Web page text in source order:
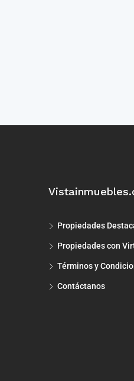
Propiedades
Propiedades con
Términos y
Contáctanos